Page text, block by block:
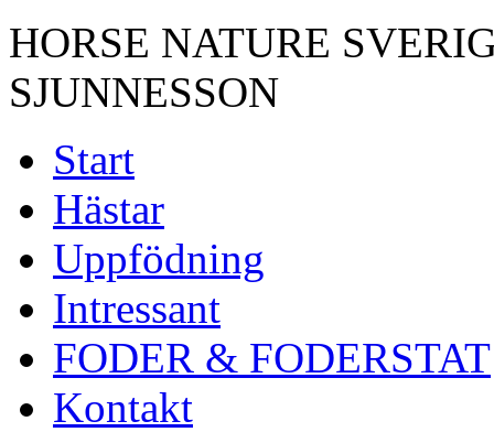
HORSE NATURE
SJUNNESSON
Start
Hästar
Uppfödning
Intressant
FODER & FODERSTAT
Kontakt